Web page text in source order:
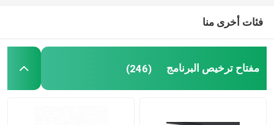
ويندوز سيرفر 2025
خادم وين وين 2019
فئات أخرى منا
مفتاح ترخيص البرنامج (246)